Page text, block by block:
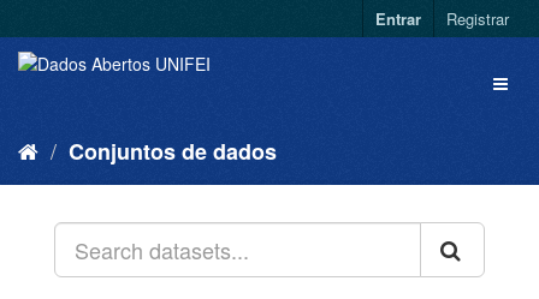
Entrar Registrar
Conjuntos de dados